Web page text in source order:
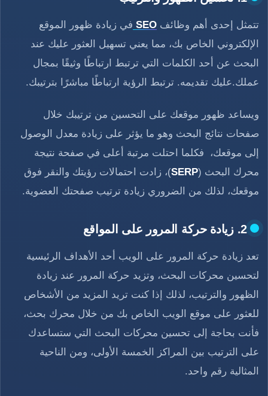
تتمثل إحدى أهم وظائف SEO في زيادة ظهور الموقع
الإلكتروني الخاص بك، مما يعني تسهيل العثور عليك عند
البحث عن أحد الكلمات التي ترتبط ارتباطًا وثيقًا بمجال
عملك.عليك تقديمه. ترتبط الرؤية ارتباطًا مباشرًا بترتيبك.
ويساعد ظهور موقعك على التحسين من ترتيبك خلال
صفحات نتائج البحث وهو ما يؤثر على زيادة معدل الوصول
إلى موقعك، فكلما احتلت مرتبة أعلى في صفحة نتيجة
محرك البحث (SERP)، زادت احتمالات رؤيتك والنقر فوق
موقعك، لذلك من الضروري زيادة ترتيب صفحتك العضوية.
2. زيادة حركة المرور على المواقع
تعد زيادة حركة المرور على الويب أحد الأهداف الرئيسية
لتحسين محركات البحث، وتزيد حركة المرور عند زيادة
الظهور والترتيب، لذلك إذا كنت تريد المزيد من الأشخاص
للعثور على موقع الويب الخاص بك من خلال محرك بحث،
فأنت بحاجة إلى تحسين محركات البحث التي ستساعدك
على الترتيب بين المراكز الخمسة الأولى، ومن الناحية
المثالية رقم واحد.